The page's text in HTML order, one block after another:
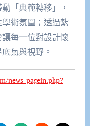
「典範轉移」，
術氛圍；透過紮
每一位對設計懷
氣與視野。
news_pagein.php?